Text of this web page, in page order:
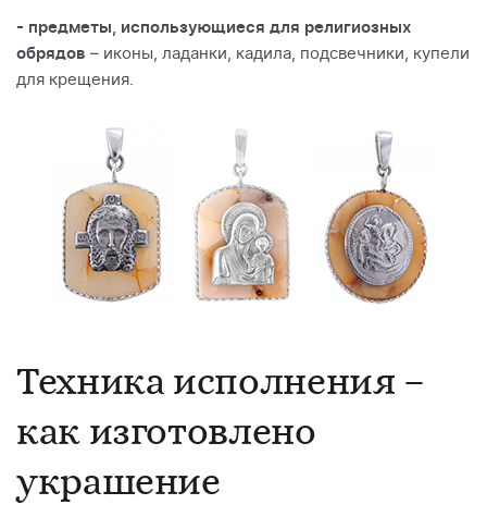
- предметы, использующиеся для религиозных
обрядов – иконы, ладанки, кадила, подсвечники, купели
для крещения.
Техника исполнения –
как изготовлено
украшение